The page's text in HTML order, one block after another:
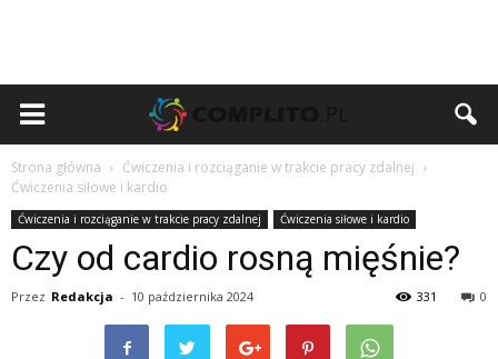
Strona główna
Ćwiczenia i rozciąganie w trakcie pracy zdalnej
Ćwiczenia siłowe i kardio
Ćwiczenia i rozciąganie w trakcie pracy zdalnej Ćwiczenia siłowe i kardio
Czy od cardio rosną mięśnie?
Przez Redakcja - 10 października 2024 0
331